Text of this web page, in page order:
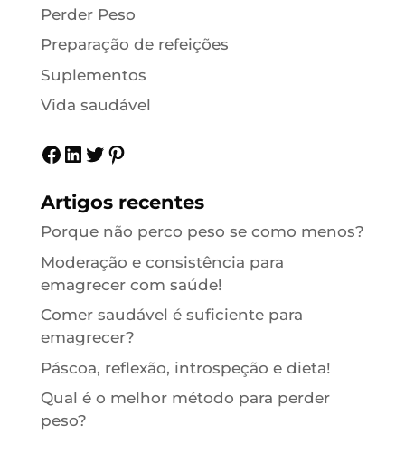
Perder Peso
Preparação de refeições
Suplementos
Vida saudável
Facebook
LinkedIn
Twitter
Pinterest
Artigos recentes
Porque não perco peso se como menos?
Moderação e consistência para
emagrecer com saúde!
Comer saudável é suficiente para
emagrecer?
Páscoa, reflexão, introspeção e dieta!
Qual é o melhor método para perder
peso?